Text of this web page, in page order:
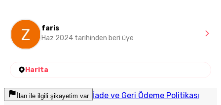
faris
Haz 2024 tarihinden beri üye
Harita
İlan ile ilgili şikayetim var İade ve Geri Ödeme Politikası